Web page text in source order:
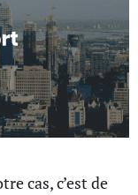
cas, c’est de